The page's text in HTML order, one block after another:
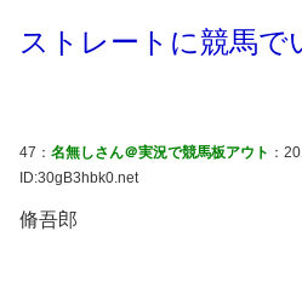
ストレートに競馬で
47： 名無しさん＠実況で競馬板アウト ：
ID:30gB3hbk0.net
脩吾郎